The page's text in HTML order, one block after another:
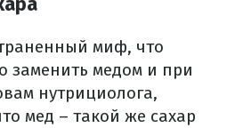
миф, что
заменить медом и при
нутрициолога,
мед – такой же сахар